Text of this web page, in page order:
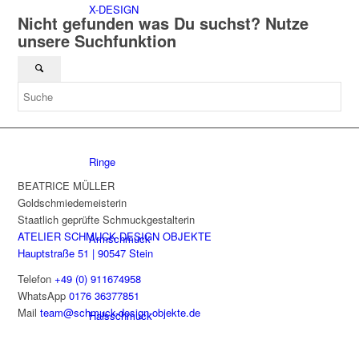
X-DESIGN
Nach Kategorien
Ringe
Armschmuck
Halsschmuck
Nicht gefunden was Du suchst? Nutze
unsere Suchfunktion
BEATRICE MÜLLER
Goldschmiedemeisterin
Staatlich geprüfte Schmuckgestalterin
ATELIER SCHMUCK DESIGN OBJEKTE
Hauptstraße 51 | 90547 Stein
Telefon+49 (0) 911674958
WhatsApp0176 36377851
Mailteam@schmuck-design-objekte.de